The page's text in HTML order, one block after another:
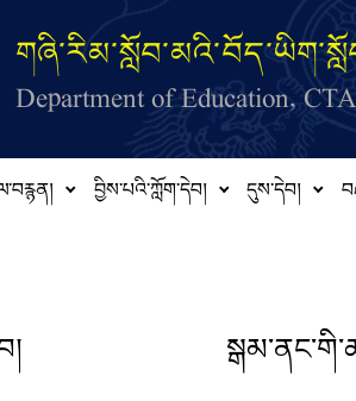
Department of Education, CTA
བྱིས་པའི་ཀློག་དེབ། དུས་དེབ།